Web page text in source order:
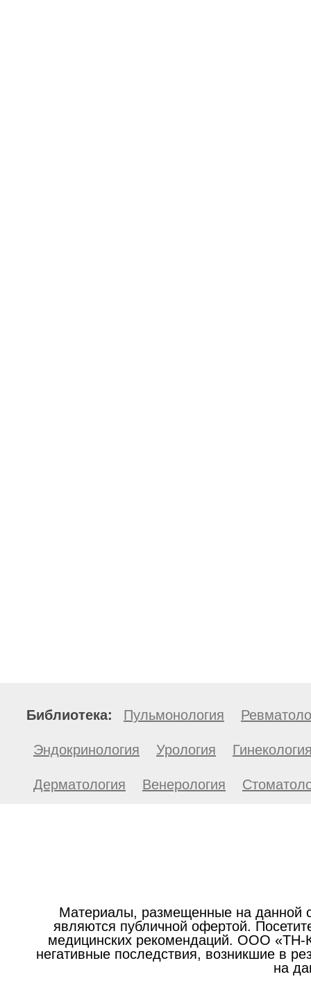
Библиотека: Пульмонология
Эндокринология Урология
Дерматология Венерология
Материалы, размещенные на данной
являются публичной офертой.
медицинских рекомендаций. ООО «ТН-
негативные последствия, возникшие в
на